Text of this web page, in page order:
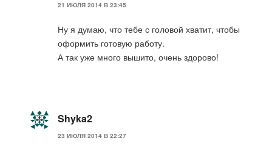
21 ИЮЛЯ 2014 В 23:45
Ну я думаю, что тебе с головой хватит, чтобы
оформить готовую работу.
А так уже много вышито, очень здорово!
Shyka2
23 ИЮЛЯ 2014 В 22:27